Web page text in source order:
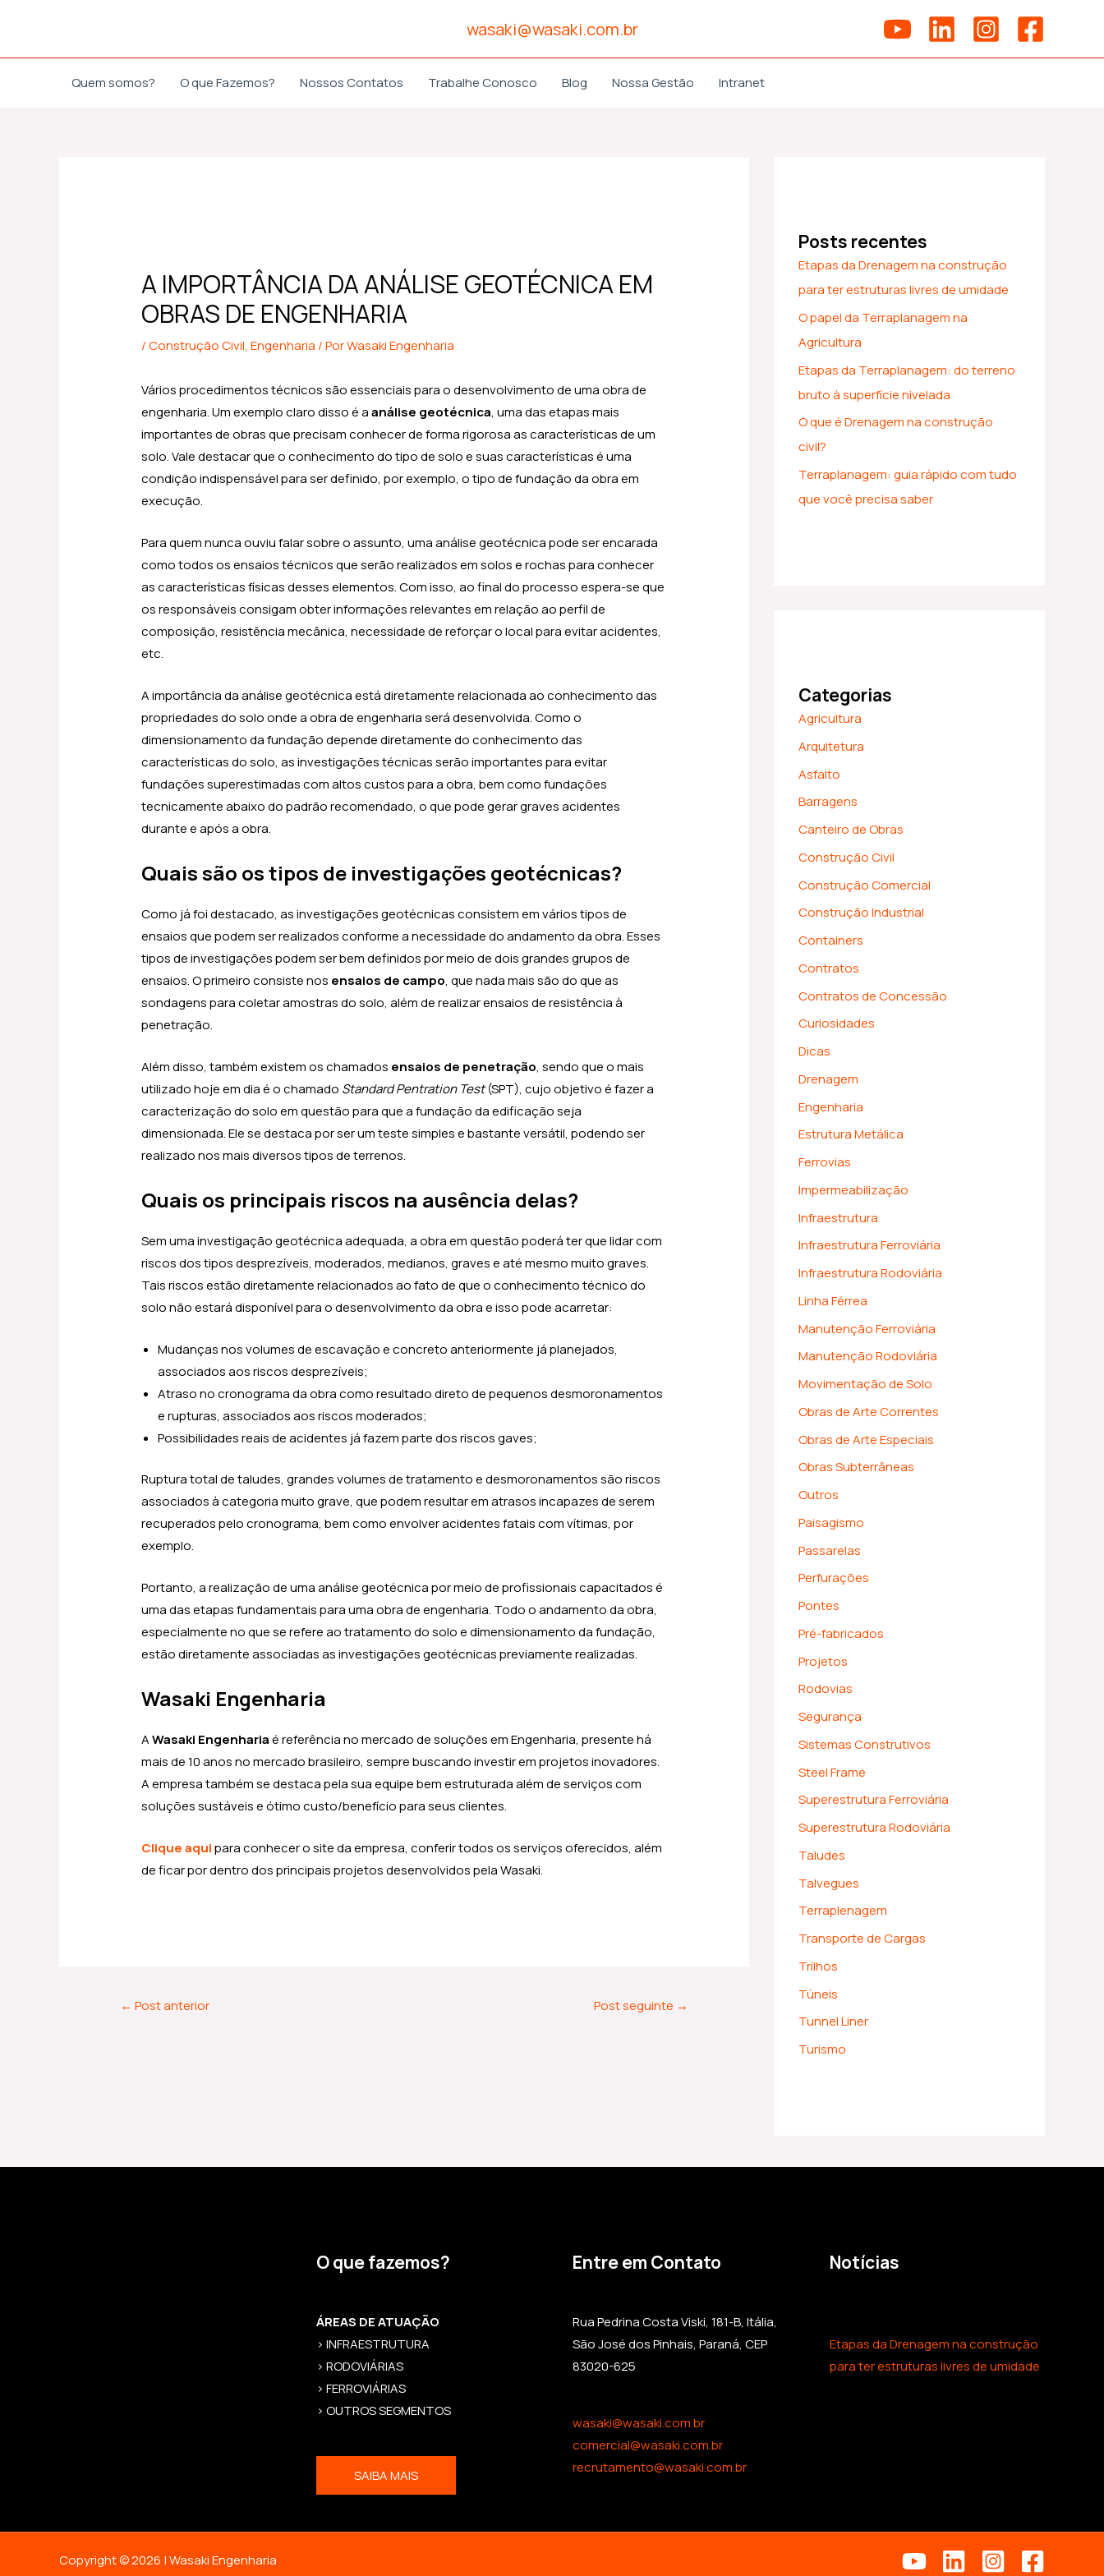
o
wasaki@wasaki.com.br
Quem somos? O que Fazemos? Nossos Contatos Trabalhe Conosco Blog Nossa Gestão Intranet
A IMPORTÂNCIA DA ANÁLISE GEOTÉCNICA EM
OBRAS DE ENGENHARIA
/Construção Civil,Engenharia / PorWasaki Engenharia
Vários procedimentos técnicos são essenciais para o desenvolvimento de uma obra de
engenharia. Um exemplo claro disso é aanálise geotécnica, uma das etapas mais
importantes de obras que precisam conhecer de forma rigorosa as características de um
solo. Vale destacar que o conhecimento do tipo de solo e suas características é uma
condição indispensável para ser definido, por exemplo, o tipo de fundação da obra em
execução.
Para quem nunca ouviu falar sobre o assunto, uma análise geotécnica pode ser encarada
como todos os ensaios técnicos que serão realizados em solos e rochas para conhecer
as características físicas desses elementos. Com isso, ao final do processo espera-se que
os responsáveis consigam obter informações relevantes em relação ao perfil de
composição, resistência mecânica, necessidade de reforçar o local para evitar acidentes,
etc.
A importância da análise geotécnica está diretamente relacionada ao conhecimento das
propriedades do solo onde a obra de engenharia será desenvolvida. Como o
dimensionamento da fundação depende diretamente do conhecimento das
características do solo, as investigações técnicas serão importantes para evitar
fundações superestimadas com altos custos para a obra, bem como fundações
tecnicamente abaixo do padrão recomendado, o que pode gerar graves acidentes
durante e após a obra.
Quais são os tipos de investigações geotécnicas?
Como já foi destacado, as investigações geotécnicas consistem em vários tipos de
ensaios que podem ser realizados conforme a necessidade do andamento da obra. Esses
tipos de investigações podem ser bem definidos por meio de dois grandes grupos de
ensaios. O primeiro consiste nos ensaios de campo, que nada mais são do que as
sondagens para coletar amostras do solo, além de realizar ensaios de resistência à
penetração.
Além disso, também existem os chamados ensaios de penetração, sendo que o mais
utilizado hoje em dia é o chamado Standard Pentration Test(SPT), cujo objetivo é fazer a
caracterização do solo em questão para que a fundação da edificação seja
dimensionada. Ele se destaca por ser um teste simples e bastante versátil, podendo ser
realizado nos mais diversos tipos de terrenos.
Quais os principais riscos na ausência delas?
Sem uma investigação geotécnica adequada, a obra em questão poderá ter que lidar com
riscos dos tipos desprezíveis, moderados, medianos, graves e até mesmo muito graves.
Tais riscos estão diretamente relacionados ao fato de que o conhecimento técnico do
solo não estará disponível para o desenvolvimento da obra e isso pode acarretar:
Mudanças nos volumes de escavação e concreto anteriormente já planejados,
associados aos riscos desprezíveis;
Atraso no cronograma da obra como resultado direto de pequenos desmoronamentos
e rupturas, associados aos riscos moderados;
Possibilidades reais de acidentes já fazem parte dos riscos gaves;
Ruptura total de taludes, grandes volumes de tratamento e desmoronamentos são riscos
associados à categoria muito grave, que podem resultar em atrasos incapazes de serem
recuperados pelo cronograma, bem como envolver acidentes fatais com vítimas, por
exemplo.
Portanto, a realização de uma análise geotécnica por meio de profissionais capacitados é
uma das etapas fundamentais para uma obra de engenharia. Todo o andamento da obra,
especialmente no que se refere ao tratamento do solo e dimensionamento da fundação,
estão diretamente associadas as investigações geotécnicas previamente realizadas.
Wasaki Engenharia
AWasaki Engenhariaé referência no mercado de soluções em Engenharia, presente há
mais de 10 anos no mercado brasileiro, sempre buscando investir em projetos inovadores.
A empresa também se destaca pela sua equipe bem estruturada além de serviços com
soluções sustáveis e ótimo custo/benefício para seus clientes.
Clique aquipara conhecer o site da empresa, conferir todos os serviços oferecidos, além
de ficar por dentro dos principais projetos desenvolvidos pela Wasaki.
← Post anterior Post seguinte →
Posts recentes
Etapas da Drenagem na construção
para ter estruturas livres de umidade
O papel da Terraplanagem na
Agricultura
Etapas da Terraplanagem: do terreno
bruto à superfície nivelada
O que é Drenagem na construção
civil?
Terraplanagem: guia rápido com tudo
que você precisa saber
Categorias
Agricultura
Arquitetura
Asfalto
Barragens
Canteiro de Obras
Construção Civil
Construção Comercial
Construção Industrial
Containers
Contratos
Contratos de Concessão
Curiosidades
Dicas
Drenagem
Engenharia
Estrutura Metálica
Ferrovias
Impermeabilização
Infraestrutura
Infraestrutura Ferroviária
Infraestrutura Rodoviária
Linha Férrea
Manutenção Ferroviária
Manutenção Rodoviária
Movimentação de Solo
Obras de Arte Correntes
Obras de Arte Especiais
Obras Subterrâneas
Outros
Paisagismo
Passarelas
Perfurações
Pontes
Pré-fabricados
Projetos
Rodovias
Segurança
Sistemas Construtivos
Steel Frame
Superestrutura Ferroviária
Superestrutura Rodoviária
Taludes
Talvegues
Terraplenagem
Transporte de Cargas
Trilhos
Túneis
Tunnel Liner
Turismo
O que fazemos?
ÁREAS DE ATUAÇÃO
> INFRAESTRUTURA
> RODOVIÁRIAS
> FERROVIÁRIAS
> OUTROS SEGMENTOS
SAIBA MAIS
Entre em Contato
Rua Pedrina Costa Viski, 181-B, Itália,
São José dos Pinhais, Paraná, CEP
83020-625
wasaki@wasaki.com.br
comercial@wasaki.com.br
recrutamento@wasaki.com.br
Notícias
Etapas da Drenagem na construção
para ter estruturas livres de umidade
Copyright © 2026 | Wasaki Engenharia